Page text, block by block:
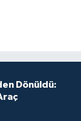
Dönüldü: